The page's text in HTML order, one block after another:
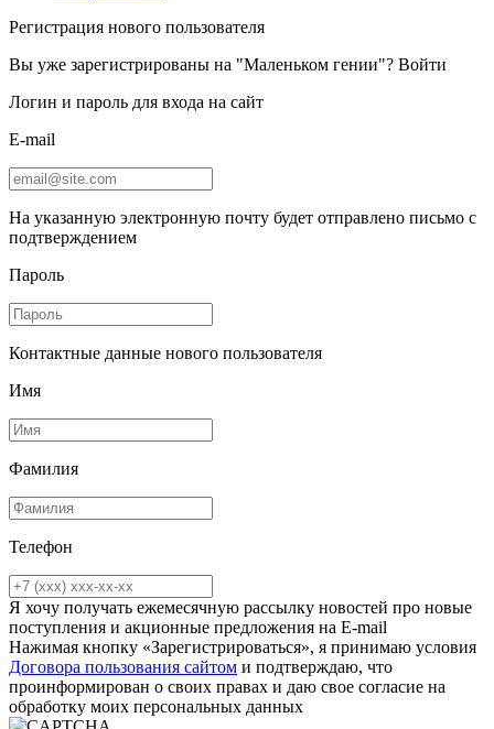
Регистрация нового пользователя
Вы уже зарегистрированы на "Маленьком гении"? Войти
Логин и пароль для входа на сайт
E-mail
На указанную электронную почту будет отправлено письмо с
подтверждением
Пароль
Контактные данные нового пользователя
Имя
Фамилия
Телефон
Я хочу получать ежемесячную рассылку новостей про новые
поступления и акционные предложения на E-mail
Нажимая кнопку «Зарегистрироваться», я принимаю условия
Договора пользования сайтом и подтверждаю, что
проинформирован о своих правах и даю свое согласие на
обработку моих персональных данных